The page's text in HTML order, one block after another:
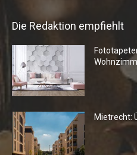
Die Redaktion empfiehlt
Mietrecht: